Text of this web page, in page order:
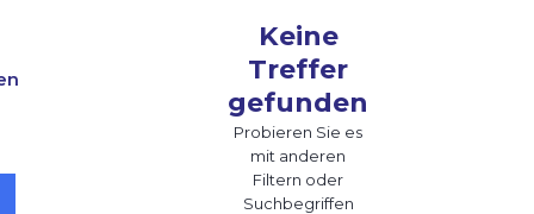
Keine
Treffer
gefunden
Probieren Sie es
mit anderen
Filtern oder
Suchbegriffen